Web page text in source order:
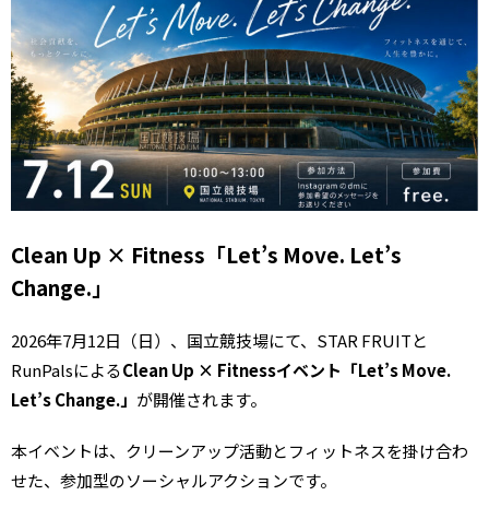
Clean Up × Fitness「Let’s Move. Let’s
Change.」
2026年7月12日（日）、国立競技場にて、STAR FRUITと
RunPalsによるClean Up × Fitnessイベント「Let’s Move.
Let’s Change.」 が開催されます。
本イベントは、クリーンアップ活動とフィットネスを掛け合わ
せた、参加型のソーシャルアクションです。